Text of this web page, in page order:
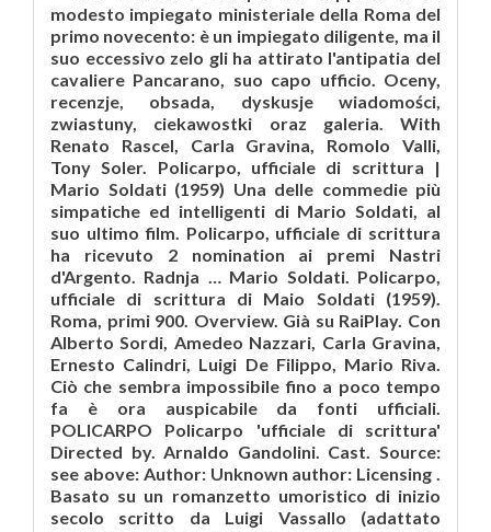
modesto impiegato ministeriale della Roma del
primo novecento: è un impiegato diligente, ma il
suo eccessivo zelo gli ha attirato l'antipatia del
cavaliere Pancarano, suo capo ufficio. Oceny,
recenzje, obsada, dyskusje wiadomości,
zwiastuny, ciekawostki oraz galeria. With
Renato Rascel, Carla Gravina, Romolo Valli,
Tony Soler. Policarpo, ufficiale di scrittura |
Mario Soldati (1959) Una delle commedie più
simpatiche ed intelligenti di Mario Soldati, al
suo ultimo film. Policarpo, ufficiale di scrittura
ha ricevuto 2 nomination ai premi Nastri
d'Argento. Radnja … Mario Soldati. Policarpo,
ufficiale di scrittura di Maio Soldati (1959).
Roma, primi 900. Overview. Già su RaiPlay. Con
Alberto Sordi, Amedeo Nazzari, Carla Gravina,
Ernesto Calindri, Luigi De Filippo, Mario Riva.
Ciò che sembra impossibile fino a poco tempo
fa è ora auspicabile da fonti ufficiali.
POLICARPO Policarpo 'ufficiale di scrittura'
Directed by. Arnaldo Gandolini. Cast. Source:
see above: Author: Unknown author: Licensing .
Basato su un romanzetto umoristico di inizio
secolo scritto da Luigi Vassallo (adattato